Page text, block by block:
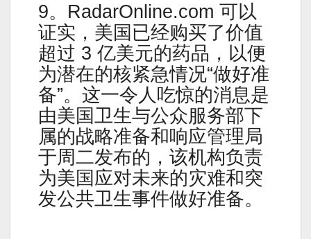
9。RadarOnline.com 可以
证实，美国已经购买了价值
超过 3 亿美元的药品，以便
为潜在的核紧急情况“做好准
备”。这一令人吃惊的消息是
由美国卫生与公众服务部下
属的战略准备和响应管理局
于周二发布的，该机构负责
为美国应对未来的灾难和突
发公共卫生事件做好准备。